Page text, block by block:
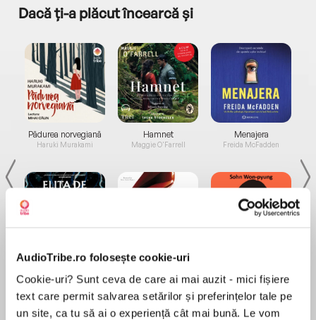
AudioTribe.ro folosește cookie-uri
Cookie-uri? Sunt ceva de care ai mai auzit - mici fișiere
text care permit salvarea setărilor și preferințelor tale pe
un site, ca tu să ai o experiență cât mai bună. Le vom
Dacă ți-a plăcut încearcă și
Pădurea norvegiană
Haruki Murakami
Elita de Argint (Elita
de...
Dani Francis
Hamnet
Maggie O'Farrell
Diavolul se îmbracă de
Lauren Weisberger
Menajera
Freida McFadden
Sohn Won-pyung